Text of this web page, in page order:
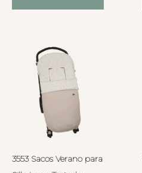
3553 Sacos Verano para